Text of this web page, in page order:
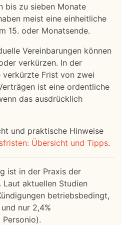
bis zu sieben Monate
meist eine einheitliche
15. oder Monatsende.
Vereinbarungen können
verkürzen. In der
Frist von zwei
ist eine ordentliche
das ausdrücklich
und praktische Hinweise
Übersicht und Tipps.
ist in der Praxis der
aktuellen Studien
betriebsbedingt,
nur 2,4%